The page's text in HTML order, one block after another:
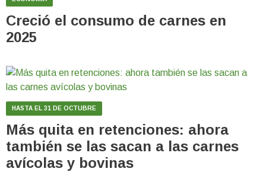
Creció el consumo de carnes en
2025
HASTA EL 31 DE OCTUBRE
Más quita en retenciones: ahora
también se las sacan a las carnes
avícolas y bovinas